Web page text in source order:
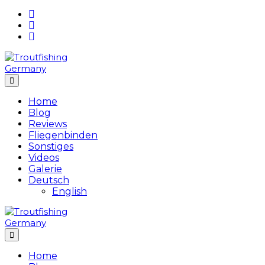
Skip
content
Home
Blog
Reviews
Fliegenbinden
Sonstiges
Videos
Galerie
Deutsch
English
Home